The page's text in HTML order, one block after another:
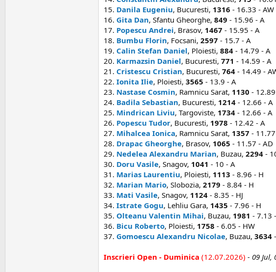
15. Danila Eugeniu, Bucuresti, 1316 - 16.33 - AW
16. Gita Dan, Sfantu Gheorghe, 849 - 15.96 - A
17. Popescu Andrei, Brasov, 1467 - 15.95 - A
18. Bumbu Florin, Focsani, 2597 - 15.7 - A
19. Calin Stefan Daniel, Ploiesti, 884 - 14.79 - A
20. Karmazsin Daniel, Bucuresti, 771 - 14.59 - A
21. Cristescu Cristian, Bucuresti, 764 - 14.49 -
22. Ionita Ilie, Ploiesti, 3565 - 13.9 - A
23. Nastase Cosmin, Ramnicu Sarat, 1130 -
24. Badila Sebastian, Bucuresti, 1214 - 12.66 - A
25. Mindrican Liviu, Targoviste, 1734 - 12.66 - A
26. Popescu Tudor, Bucuresti, 1978 - 12.42 - A
27. Mihalcea Ionica, Ramnicu Sarat, 1357 -
28. Drapac Gheorghe, Brasov, 1065 - 11.57 - AD
29. Nedelea Alexandru Marian, Buzau, 2294 -
30. Doru Vasile, Snagov, 1041 - 10 - A
31. Marias Laurentiu, Ploiesti, 1113 - 8.96 - H
32. Marian Mario, Slobozia, 2179 - 8.84 - H
33. Mati Vasile, Snagov, 1124 - 8.35 - HJ
34. Istrate Gogu, Lehliu Gara, 1435 - 7.96 - H
35. Olteanu Valentin Mihai, Buzau, 1981 - 7.13
36. Bicu Roberto, Ploiesti, 1758 - 6.05 - HW
37. Gomoescu Alexandru Nicolae, Buzau, 3634
Inscrieri Open - Duminica (12.07.2026) - 09 Jul,